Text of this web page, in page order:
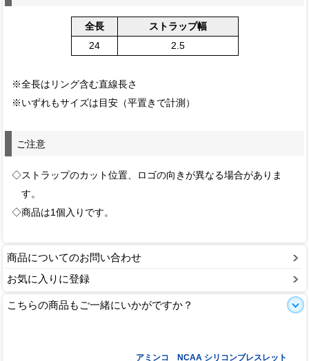
全長
ストラップ幅
24
2.5
※全長はリング含む直線長さ
※いずれもサイズは目安（平置きで計測）
ご注意
◇ストラップのカット位置、ロゴの向きが異なる場合がありま
す。
◇商品は1個入りです。
商品についてのお問い合わせ
お気に入りに登録
こちらの商品もご一緒にいかがですか？
アミンコ NCAA シリコンブレスレット